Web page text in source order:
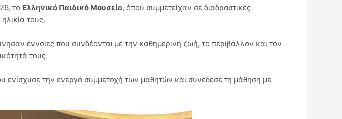
το Ελληνικό Παιδικό Μουσείο, όπου συμμετείχαν σε διαδραστικές
τους.
έννοιες που συνδέονται με την καθημερινή ζωή, το περιβάλλον και τον
τους.
ενίσχυσε την ενεργό συμμετοχή των μαθητών και συνέδεσε τη μάθηση με